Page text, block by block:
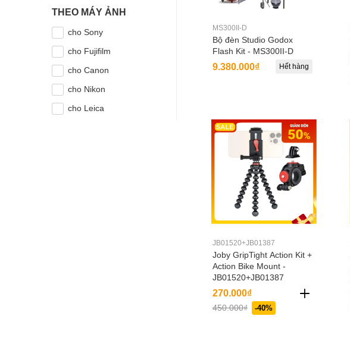
THEO MÁY ẢNH
cho Sony
cho Fujifilm
cho Canon
cho Nikon
cho Leica
MS300II-D
Bộ đèn Studio Godox
Flash Kit - MS300II-D
9.380.000₫ Hết hàng
JB01520+JB01387
Joby GripTight Action Kit +
Action Bike Mount -
JB01520+JB01387
270.000₫
450.000₫ -40%